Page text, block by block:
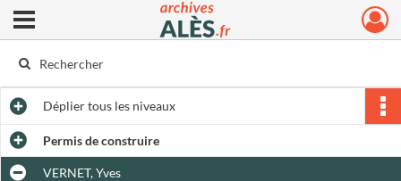
Archives municipales d'Alès
Ouvrir le menu déroulant
Dépliertous les niveaux
Permis de construire
VERNET, Yves